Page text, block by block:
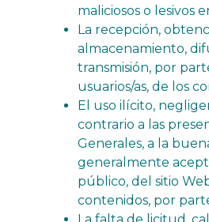
maliciosos o lesivos
La recepción,
almacenamiento,
transmisión, por
usuarios/as, de los
El uso ilícito,
contrario a las
Generales, a la
generalmente
público, del sitio
contenidos, por